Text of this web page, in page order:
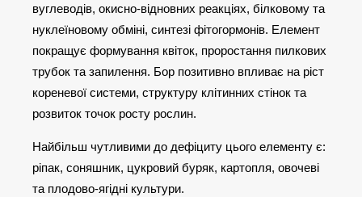
вуглеводів, окисно-відновних реакціях, білковому та
нуклеїновому обміні, синтезі фітогормонів. Елемент
покращує формування квіток, проростання пилкових
трубок та запилення. Бор позитивно впливає на ріст
кореневої системи, структуру клітинних стінок та
розвиток точок росту рослин.
Найбільш чутливими до дефіциту цього елементу є:
ріпак, соняшник, цукровий буряк, картопля, овочеві
та плодово-ягідні культури.